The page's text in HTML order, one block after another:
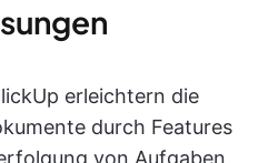
erleichtern die
durch Features
von Aufgaben